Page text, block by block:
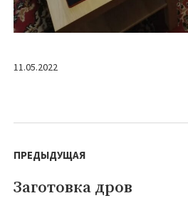
11.05.2022
по
записям
ПРЕДЫДУЩАЯ
Предыдущая
Заготовка дров